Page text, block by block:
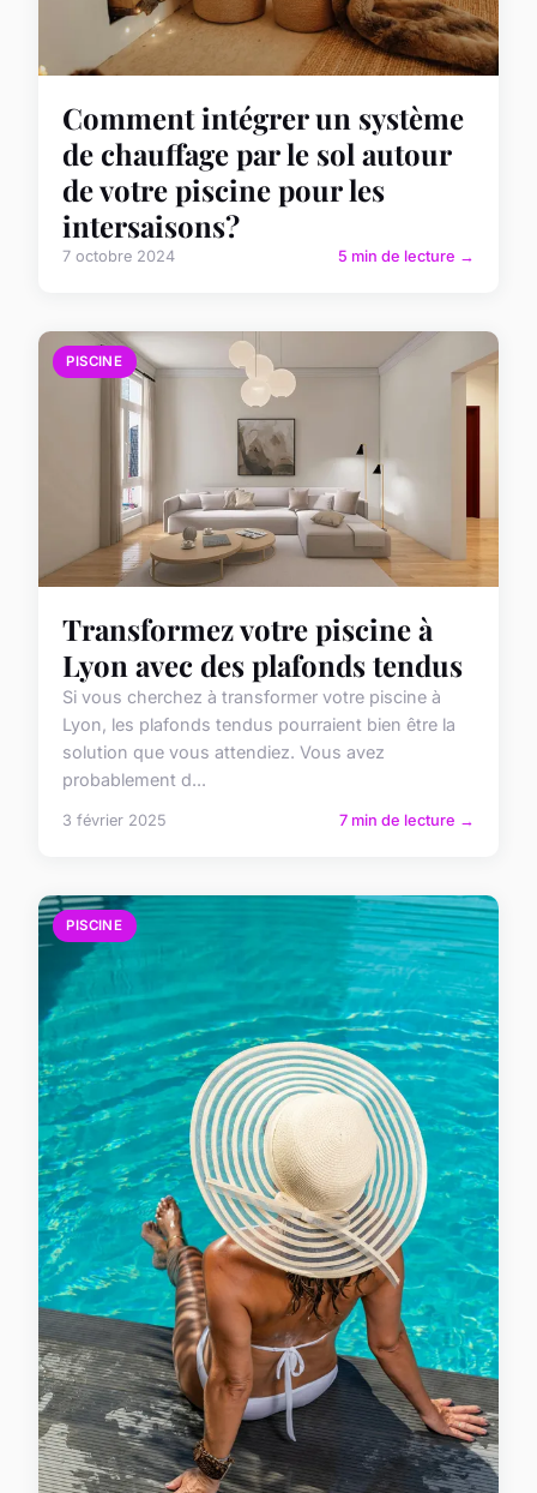
Comment intégrer un système
de chauffage par le sol autour
de votre piscine pour les
intersaisons?
7 octobre 2024 5 min de lecture →
PISCINE
Transformez votre piscine à
Lyon avec des plafonds tendus
Si vous cherchez à transformer votre piscine à
Lyon, les plafonds tendus pourraient bien être la
solution que vous attendiez. Vous avez
probablement d...
3 février 2025 7 min de lecture →
PISCINE